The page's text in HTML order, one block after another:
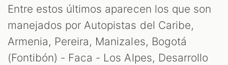
Entre estos últimos aparecen los que son
manejados por Autopistas del Caribe,
Armenia, Pereira, Manizales, Bogotá
(Fontibón) - Faca - Los Alpes, Desarrollo